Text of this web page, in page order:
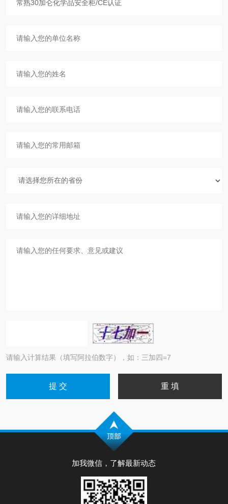
请输入计算结果（填写阿拉伯数字），如：三加四=7
加我微信，了解最新动态